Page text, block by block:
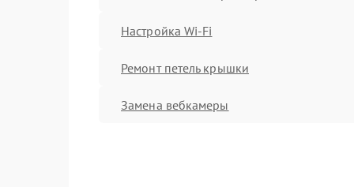
Настройка Wi-Fi
Ремонт петель крышки
Замена вебкамеры